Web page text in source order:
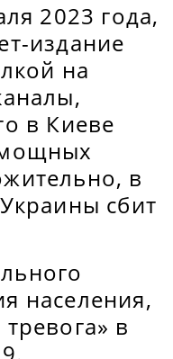
2023 года,
издание
на
в Киеве
в
сбит
населения,
в